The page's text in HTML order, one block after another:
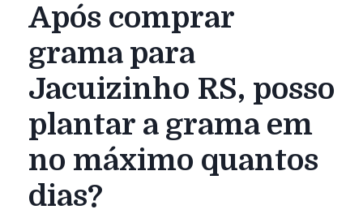
Após comprar
grama para
Jacuizinho RS, posso
plantar a grama em
no máximo quantos
dias?